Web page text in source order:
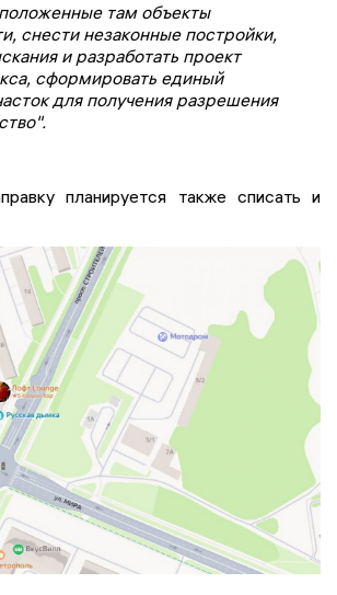
там объекты
снести незаконные постройки,
и разработать проект
сформировать единый
для получения разрешения
планируется также списать и